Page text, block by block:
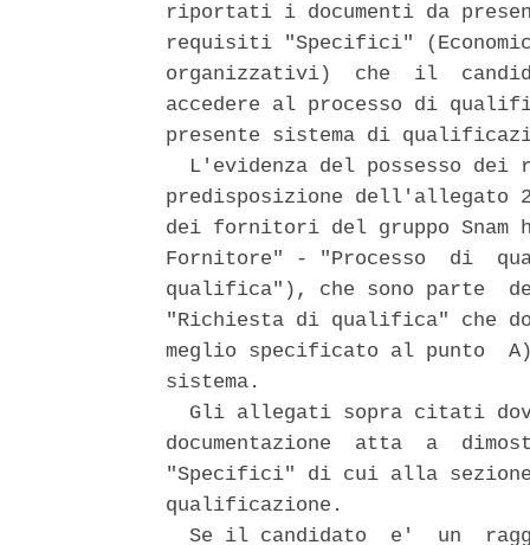
riportati i documenti da
requisiti "Specifici"
organizzativi)  che  il
accedere al processo di
presente sistema di
L'evidenza del possesso dei
predisposizione dell'allegato
dei fornitori del gruppo
Fornitore" - "Processo  di
qualifica"), che sono parte
"Richiesta di qualifica" che
meglio specificato al punto
sistema.
Gli allegati sopra citati
documentazione  atta  a
"Specifici" di cui alla
qualificazione.
Se il candidato  e'  un